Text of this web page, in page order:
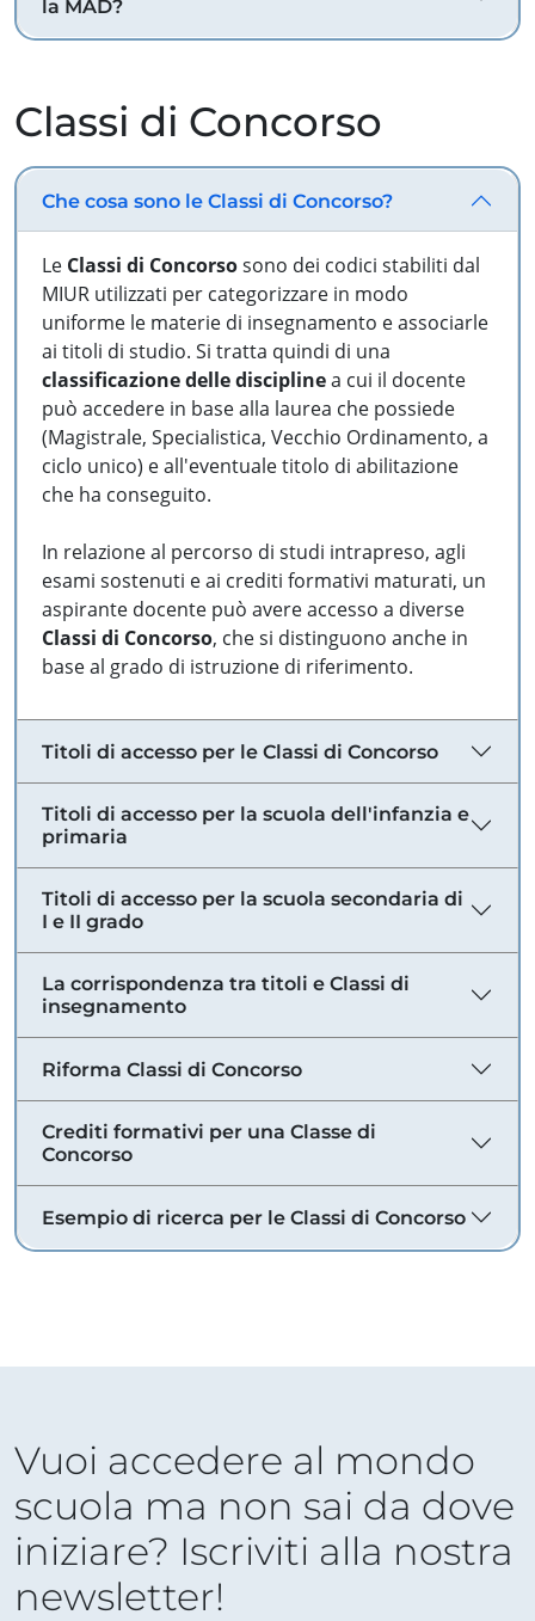
la MAD?
Classi di Concorso
Che cosa sono le Classi di Concorso?
Le Classi di Concorsosono dei codici stabiliti dal
MIUR utilizzati per categorizzare in modo
uniforme le materie di insegnamento e associarle
ai titoli di studio. Si tratta quindi di una
classificazione delle disciplinea cui il docente
può accedere in base alla laurea che possiede
(Magistrale, Specialistica, Vecchio Ordinamento, a
ciclo unico) e all'eventuale titolo di abilitazione
che ha conseguito.
In relazione al percorso di studi intrapreso, agli
esami sostenuti e ai crediti formativi maturati, un
aspirante docente può avere accesso a diverse
Classi di Concorso, che si distinguono anche in
base al grado di istruzione di riferimento.
Titoli di accesso per le Classi di Concorso
Titoli di accesso per la scuola dell'infanzia e
primaria
Titoli di accesso per la scuola secondaria di
I e II grado
La corrispondenza tra titoli e Classi di
insegnamento
Riforma Classi di Concorso
Crediti formativi per una Classe di
Concorso
Esempio di ricerca per le Classi di Concorso
Vuoi accedere al mondo
scuola ma non sai da dove
iniziare? Iscriviti alla nostra
newsletter!